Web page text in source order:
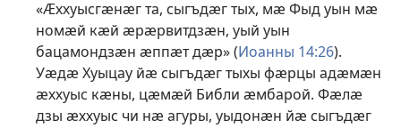
«Ӕххуысгӕнӕг та, сыгъдӕг тых, мӕ Фыд уын мӕ
номӕй кӕй ӕрӕрвитдзӕн, уый уын
бацамондзӕн ӕппӕт дӕр» (Иоанны 14:26).
Уӕдӕ Хуыцау йӕ сыгъдӕг тыхы фӕрцы адӕмӕн
ӕххуыс кӕны, цӕмӕй Библи ӕмбарой. Фӕлӕ
дзы ӕххуыс чи нӕ агуры, уыдонӕн йӕ сыгъдӕг